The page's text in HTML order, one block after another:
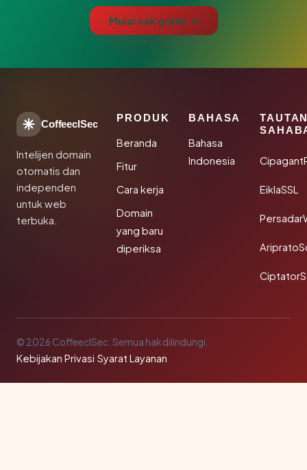
Mulai cek gratis →
CoffeeclSec
Intelijen domain
otomatis dan
independen
untuk web
terbuka.
PRODUK
Beranda
Fitur
Cara kerja
Domain
yang baru
diperiksa
BAHASA
Bahasa
Indonesia
EiklaSSL
© 2026 CoffeeclSec. Semua hak dilindungi.
Kebijakan Privasi·Syarat Layanan